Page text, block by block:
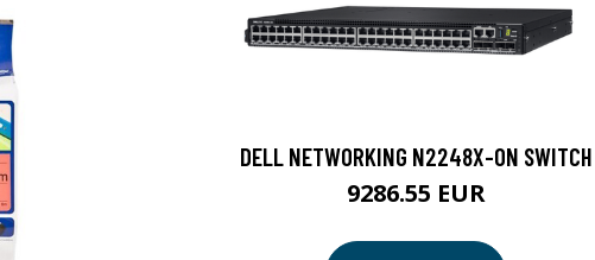
DELL NETWORKING N2248X-ON SWITCH
9286.55 EUR